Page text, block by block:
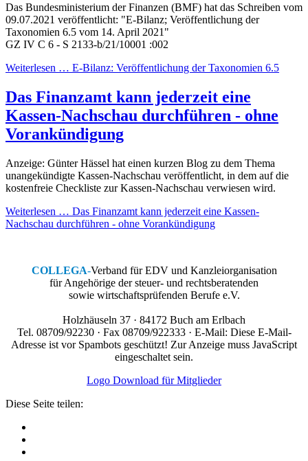
Das Bundesministerium der Finanzen (BMF) hat das Schreiben vom
09.07.2021 veröffentlicht: "E-Bilanz; Veröffentlichung der
Taxonomien 6.5 vom 14. April 2021"
GZ IV C 6 - S 2133-b/21/10001 :002
Weiterlesen … E-Bilanz: Veröffentlichung der Taxonomien 6.5
Das Finanzamt kann jederzeit eine
Kassen-Nachschau durchführen - ohne
Vorankündigung
Anzeige: Günter Hässel hat einen kurzen Blog zu dem Thema
unangekündigte Kassen-Nachschau veröffentlicht, in dem auf die
kostenfreie Checkliste zur Kassen-Nachschau verwiesen wird.
Weiterlesen … Das Finanzamt kann jederzeit eine Kassen-
Nachschau durchführen - ohne Vorankündigung
COLLEGA-Verband für EDV und Kanzleiorganisation
für Angehörige der steuer- und rechtsberatenden
sowie wirtschaftsprüfenden Berufe e.V.
Holzhäuseln 37 · 84172 Buch am Erlbach
Tel. 08709/92230 · Fax 08709/922333 · E-Mail: Diese E-Mail-
Adresse ist vor Spambots geschützt! Zur Anzeige muss JavaScript
eingeschaltet sein.
Logo Download für Mitglieder
Diese Seite teilen: